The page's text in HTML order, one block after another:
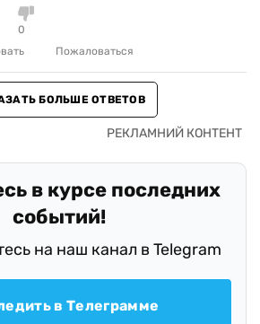
0
Пожаловаться
БОЛЬШЕ ОТВЕТОВ
в курсе последних
событий!
на наш канал в Telegram
в Телеграмме